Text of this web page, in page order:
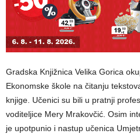
Gradska Knjižnica Velika Gorica
Ekonomske škole na čitanju
knjige. Učenici su bili u pratnji
voditeljice Mery Mrakovčić. Osim
je upotpunio i nastup učenica